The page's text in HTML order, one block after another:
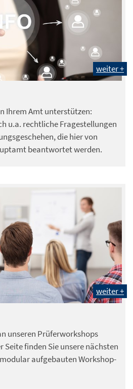
weiter +
Ihrem Amt unterstützen:
u.a. rechtliche Fragestellungen
die hier von
beantwortet werden.
weiter +
unseren Prüferworkshops
Seite finden Sie unsere nächsten
aufgebauten Workshop-